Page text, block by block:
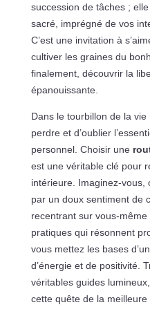
succession de tâches ;
sacré, imprégné de vos
C’est une invitation à
cultiver les graines du
finalement, découvrir la
épanouissante.
Dans le tourbillon de la
perdre et d’oublier
personnel. Choisir une
est une véritable clé pour
intérieure. Imaginez-vous,
par un doux sentiment de
recentrant sur vous-
pratiques qui résonnent
vous mettez les bases
d’énergie et de positivité.
véritables guides
cette quête de la meilleure